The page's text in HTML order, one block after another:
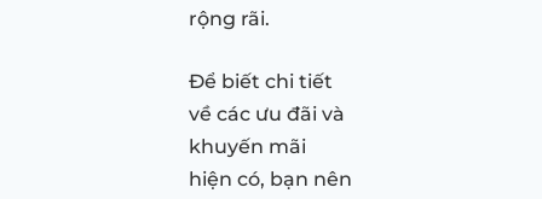
rộng rãi.
Để biết chi tiết
về các ưu đãi và
khuyến mãi
hiện có, bạn nên